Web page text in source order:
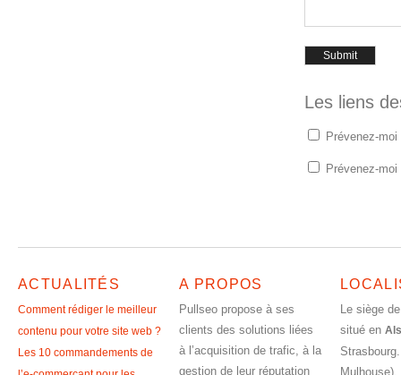
Les liens
Prévenez-
Prévenez-
ACTUALITÉS
Comment rédiger le meilleur
contenu pour votre site web ?
Les 10 commandements de
A PROPOS
Pullseo propose à ses
clients des solutions liées
à l’acquisition de trafic, à la
gestion de leur réputation
Le siège
situé en
Mulhouse).